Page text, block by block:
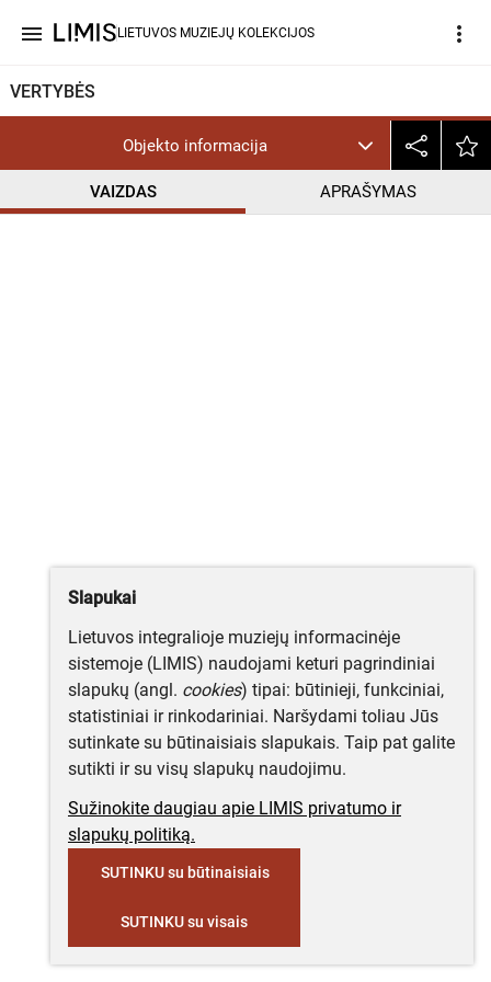
menu LIETUVOS MUZIEJŲ KOLEKCIJOS more_vert
VERTYBĖS
Objekto informacija
VAIZDAS APRAŠYMAS
Slapukai
Lietuvos integralioje muziejų informacinėje
sistemoje (LIMIS) naudojami keturi pagrindiniai
slapukų (angl. cookies) tipai: būtinieji, funkciniai,
statistiniai ir rinkodariniai. Naršydami toliau Jūs
sutinkate su būtinaisiais slapukais. Taip pat galite
sutikti ir su visų slapukų naudojimu.
Sužinokite daugiau apie LIMIS privatumo ir
slapukų politiką.
SUTINKU su būtinaisiais
SUTINKU su visais